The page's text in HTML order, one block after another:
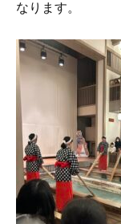
なります。